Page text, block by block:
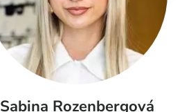
Sabina Rozenbergová